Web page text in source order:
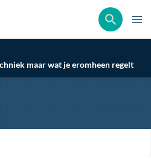
maar wat je eromheen regelt